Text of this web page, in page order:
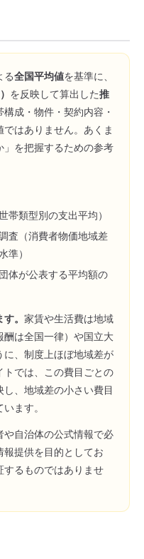
る全国平均値を基準に、
） を反映して算出した推
成・物件・契約内容・
はありません。あくま
を把握するための参考
帯類型別の支出平均）
査（消費者物価地域差
準）
体が公表する平均額の
。 家賃や生活費は地域
は全国一律）や国立大
、制度上ほぼ地域差が
では、この費目ごとの
、地域差の小さい費目
ます。
自治体の公式情報で必
提供を目的としてお
するものではありませ